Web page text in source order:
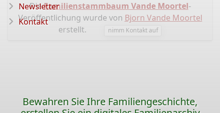
DieFamilienstammbaum Vande Moortel-
Veröffentlichung wurde von Bjorn Vande Moortel
erstellt.
nimm Kontakt auf
Newsletter
Kontakt
Bewahren Sie Ihre Familiengeschichte,